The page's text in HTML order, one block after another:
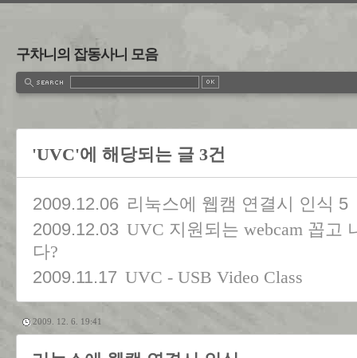
구차니의 잡동사니 모음
'UVC'에 해당되는 글 3건
2009.12.06 리눅스에 웹캠 연결시 인식 5
2009.12.03 UVC 지원되는 webcam 꼽고
다?
2009.11.17 UVC - USB Video Class
2009. 12. 6. 19:41